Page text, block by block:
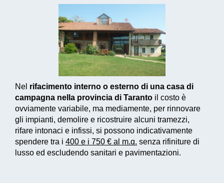
Nel rifacimento interno o esterno di una casa di
campagna nella provincia di Taranto il costo è
ovviamente variabile, ma mediamente, per rinnovare
gli impianti, demolire e ricostruire alcuni tramezzi,
rifare intonaci e infissi, si possono indicativamente
spendere tra i 400 e i 750 € al m.q. senza rifiniture di
lusso ed escludendo sanitari e pavimentazioni.